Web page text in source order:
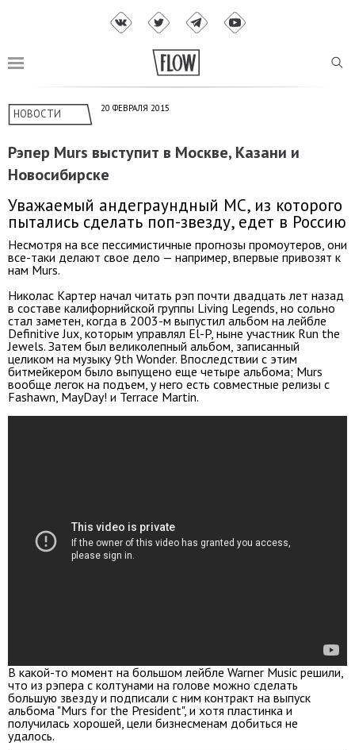
НОВОСТИ 20 ФЕВРАЛЯ 2015
Рэпер Murs выступит в Москве, Казани и
Новосибирске
Уважаемый андеграундный МС, из которого
пытались сделать поп-звезду, едет в Россию
Несмотря на все пессимистичные прогнозы промоутеров, они
все-таки делают свое дело — например, впервые привозят к
нам Murs.
Николас Картер начал читать рэп почти двадцать лет назад
в составе калифорнийской группы Living Legends, но сольно
стал заметен, когда в 2003-м выпустил альбом на лейбле
Definitive Jux, которым управлял El-P, ныне участник Run the
Jewels. Затем был великолепный альбом, записанный
целиком на музыку 9th Wonder. Впоследствии с этим
битмейкером было выпущено еще четыре альбома; Murs
вообще легок на подъем, у него есть совместные релизы с
Fashawn, MayDay! и Terrace Martin.
В какой-то момент на большом лейбле Warner Music решили,
что из рэпера с колтунами на голове можно сделать
большую звезду и подписали с ним контракт на выпуск
альбома "Murs for the President", и хотя пластинка и
получилась хорошей, цели бизнесменам добиться не
удалось.